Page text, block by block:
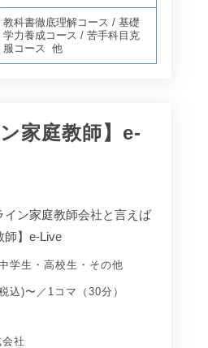
教科書徹底理解コース /基礎
学力養成コース /苦手科目克
服コース 他
家庭教師】e-
イン家庭教師会社と言えば
師】e-Live
学生 ・ 高校生 ・ その他
込)〜／1コマ（30分）
会社